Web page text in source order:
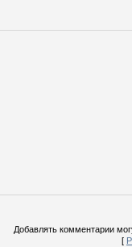
Добавлять комментарии
[